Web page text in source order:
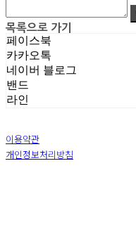
목록으로 가기
페이스북
카카오톡
네이버 블로그
밴드
라인
이용약관
개인정보처리방침